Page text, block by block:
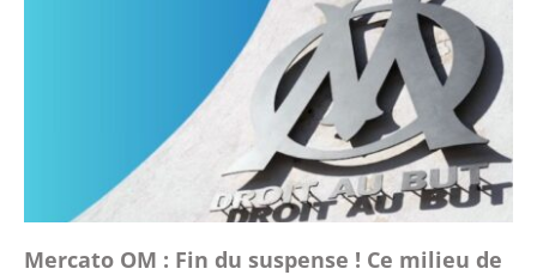
Mercato OM : Fin du suspense ! Ce milieu de